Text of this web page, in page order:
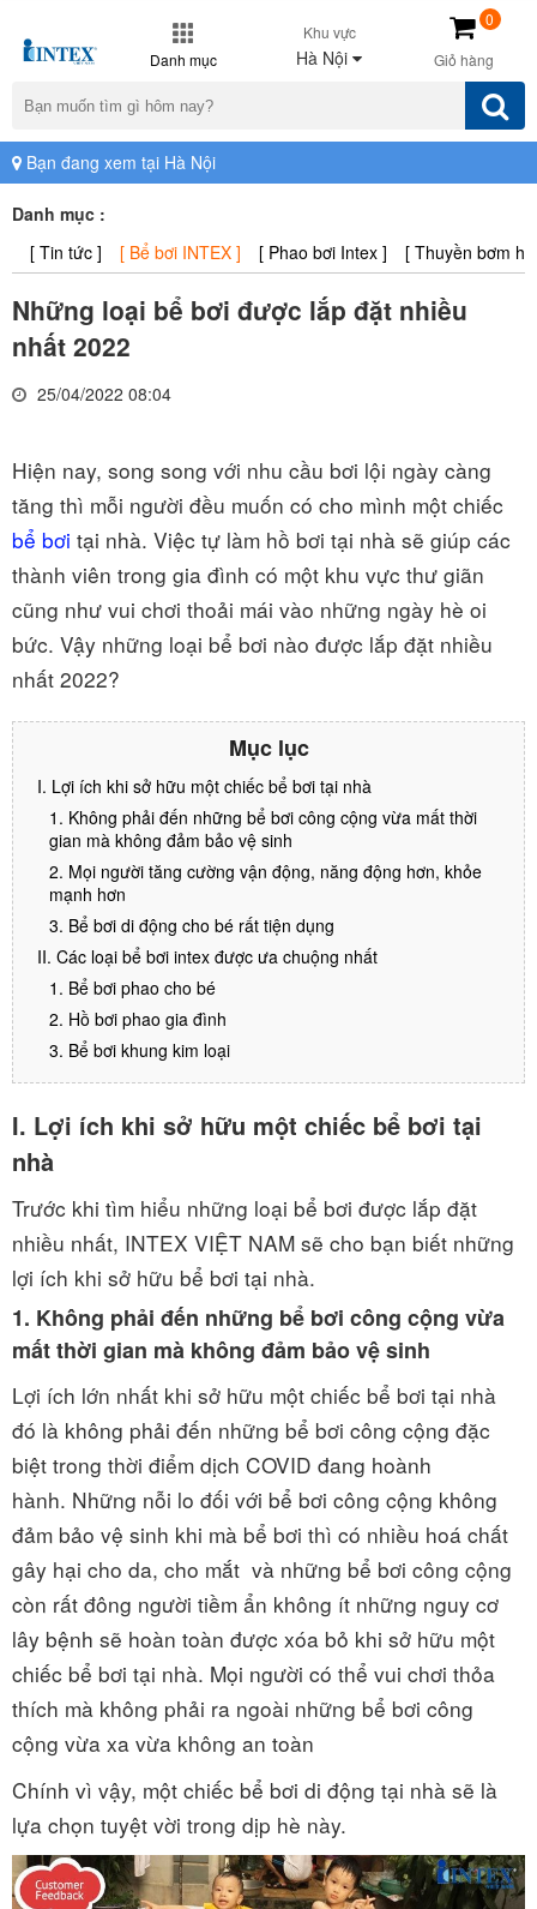
Danh mục
Khu vực
Hà Nội Giỏ hàng
0
Bạn đang xem tại Hà Nội
Danh mục :
[ Tin tức ]
[ Bể bơi INTEX ] [ Phao bơi Intex ] [ Thuyền bơm
Những loại bể bơi được lắp đặt nhiều
nhất 2022
25/04/2022 08:04
Hiện nay, song song với nhu cầu bơi lội ngày càng
tăng thì mỗi người đều muốn có cho mình một chiếc
bể bơi tại nhà. Việc tự làm hồ bơi tại nhà sẽ giúp các
thành viên trong gia đình có một khu vực thư giãn
cũng như vui chơi thoải mái vào những ngày hè oi
bức. Vậy những loại bể bơi nào được lắp đặt nhiều
nhất 2022?
Mục lục
I. Lợi ích khi sở hữu một chiếc bể bơi tại nhà
1. Không phải đến những bể bơi công cộng vừa mất thời
gian mà không đảm bảo vệ sinh
2. Mọi người tăng cường vận động, năng động hơn, khỏe
mạnh hơn
3. Bể bơi di động cho bé rất tiện dụng
II. Các loại bể bơi intex được ưa chuộng nhất
1. Bể bơi phao cho bé
2. Hồ bơi phao gia đình
3. Bể bơi khung kim loại
I. Lợi ích khi sở hữu một chiếc bể bơi tại
nhà
Trước khi tìm hiểu những loại bể bơi được lắp đặt
nhiều nhất, INTEX VIỆT NAM sẽ cho bạn biết những
lợi ích khi sở hữu bể bơi tại nhà.
1. Không phải đến những bể bơi công cộng vừa
mất thời gian mà không đảm bảo vệ sinh
Lợi ích lớn nhất khi sở hữu một chiếc bể bơi tại nhà
đó là không phải đến những bể bơi công cộng đặc
biệt trong thời điểm dịch COVID đang hoành
hành. Những nỗi lo đối với bể bơi công cộng không
đảm bảo vệ sinh khi mà bể bơi thì có nhiều hoá chất
gây hại cho da, cho mắt và những bể bơi công cộng
còn rất đông người tiềm ẩn không ít những nguy cơ
lây bệnh sẽ hoàn toàn được xóa bỏ khi sở hữu một
chiếc bể bơi tại nhà. Mọi người có thể vui chơi thỏa
thích mà không phải ra ngoài những bể bơi công
cộng vừa xa vừa không an toàn
Chính vì vậy, một chiếc bể bơi di động tại nhà sẽ là
lựa chọn tuyệt vời trong dịp hè này.